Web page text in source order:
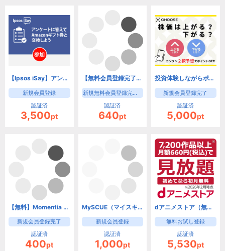
【Ipsos iSay】アンケートに答える！ポイントを貰う！世界が広がる！
新規会員登録
認証済
3,500pt
【無料会員登録完了】インクロムボランティアセンター【ボランティアセンター 無料会員登録】
新規無料会員登録完了で成果となります。
認証済
640pt
投資体験しながらポイ活できる「CHOOSE」
新規会員登録完了
認証済
5,000pt
【無料】Momentia 会員登録
新規会員登録完了
認証済
400pt
MySCUE（マイスキュー）
新規会員登録
認証済
1,000pt
dアニメストア（無料お試し登録）【iOS・Android・PC】
無料お試し登録
認証済
5,530pt